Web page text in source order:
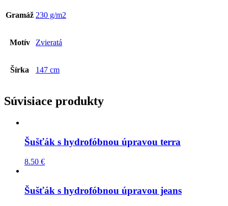
Gramáž 230 g/m2
Motív Zvieratá
Šírka 147 cm
Súvisiace produkty
Šušťák s hydrofóbnou úpravou terra
8.50 €
Šušťák s hydrofóbnou úpravou jeans